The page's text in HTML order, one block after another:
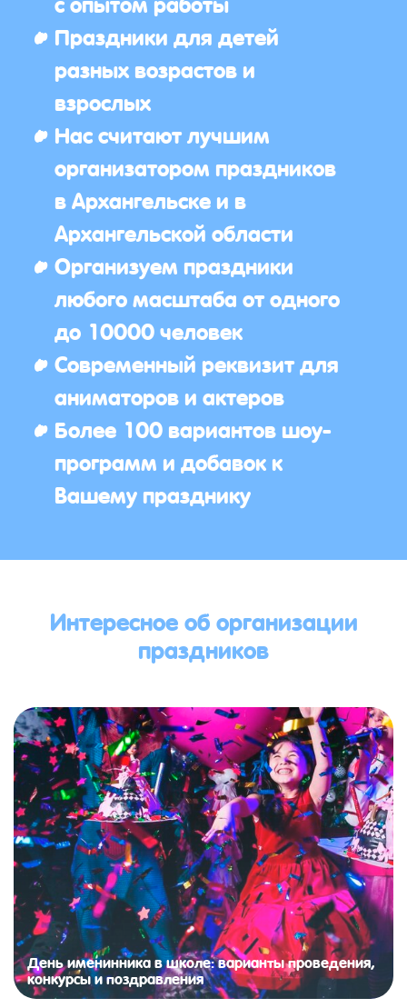
Праздники для детей
разных возрастов и
взрослых
Нас считают лучшим
организатором праздников
в Архангельске и в
Архангельской области
Организуем праздники
любого масштаба от одного
до 10000 человек
Современный реквизит для
аниматоров и актеров
Более 100 вариантов шоу-
программ и добавок к
Вашему празднику
Интересное об организации
праздников
День именинника в школе: варианты проведения,
конкурсы и поздравления